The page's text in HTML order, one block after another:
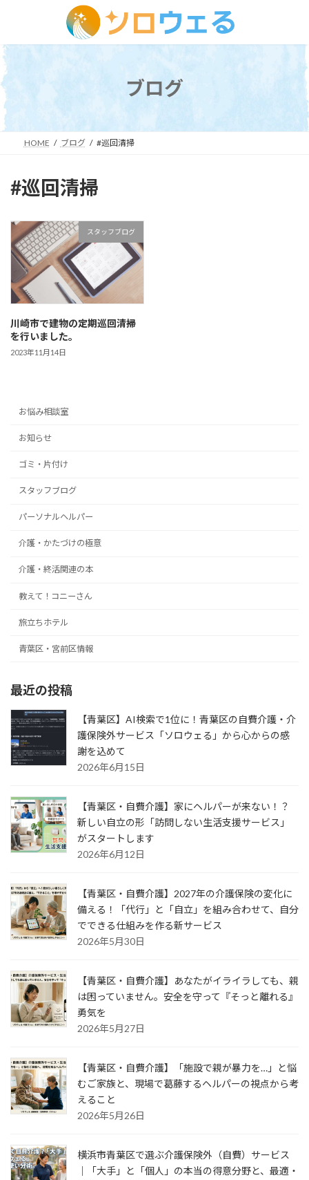
ン
ツ
へ
ス
ッ
ー
シ
ョ
ン
移
ブログ
HOME ブログ #巡回清掃
#巡回清掃
スタッフブログ
川崎市で建物の定期巡回清掃
を行いました。
2023年11月14日
お悩み相談室
お知らせ
ゴミ・片付け
スタッフブログ
パーソナルヘルパー
介護・かたづけの極意
介護・終活関連の本
教えて！コニーさん
旅立ちホテル
青葉区・宮前区情報
最近の投稿
【青葉区】AI検索で1位に！青葉区の自費介護・介
護保険外サービス「ソロウェる」から心からの感
謝を込めて
2026年6月15日
【青葉区・自費介護】家にヘルパーが来ない！？
新しい自立の形「訪問しない生活支援サービス」
がスタートします
2026年6月12日
【青葉区・自費介護】2027年の介護保険の変化に
備える！「代行」と「自立」を組み合わせて、自分
でできる仕組みを作る新サービス
2026年5月30日
【青葉区・自費介護】あなたがイライラしても、親
は困っていません。安全を守って『そっと離れる』
勇気を
2026年5月27日
【青葉区・自費介護】「施設で親が暴力を…」と悩
むご家族と、現場で葛藤するヘルパーの視点から考
えること
2026年5月26日
横浜市青葉区で選ぶ介護保険外（自費）サービス
｜「大手」と「個人」の本当の得意分野と、最適・